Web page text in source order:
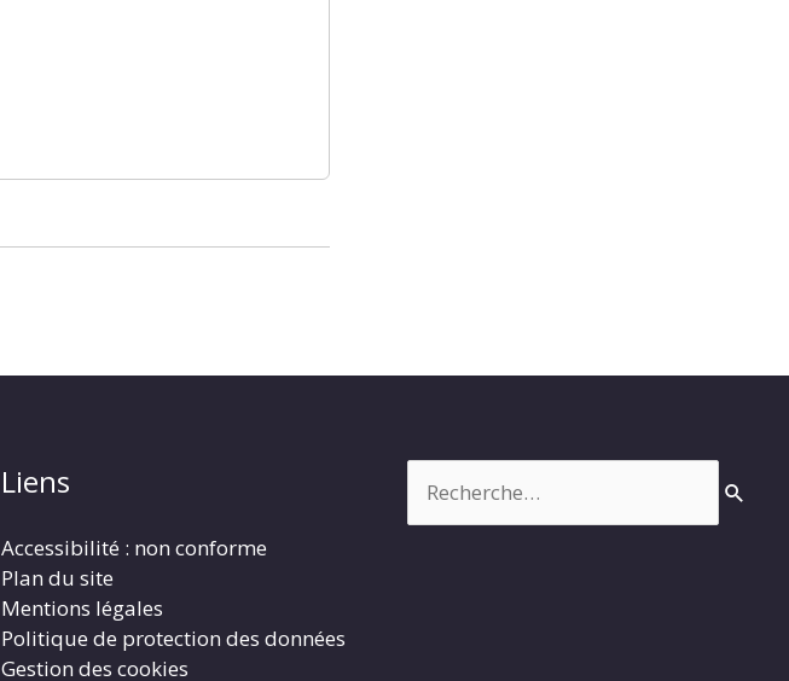
Liens
Accessibilité : non conforme
Plan du site
Mentions légales
Politique de protection des données
Gestion des cookies